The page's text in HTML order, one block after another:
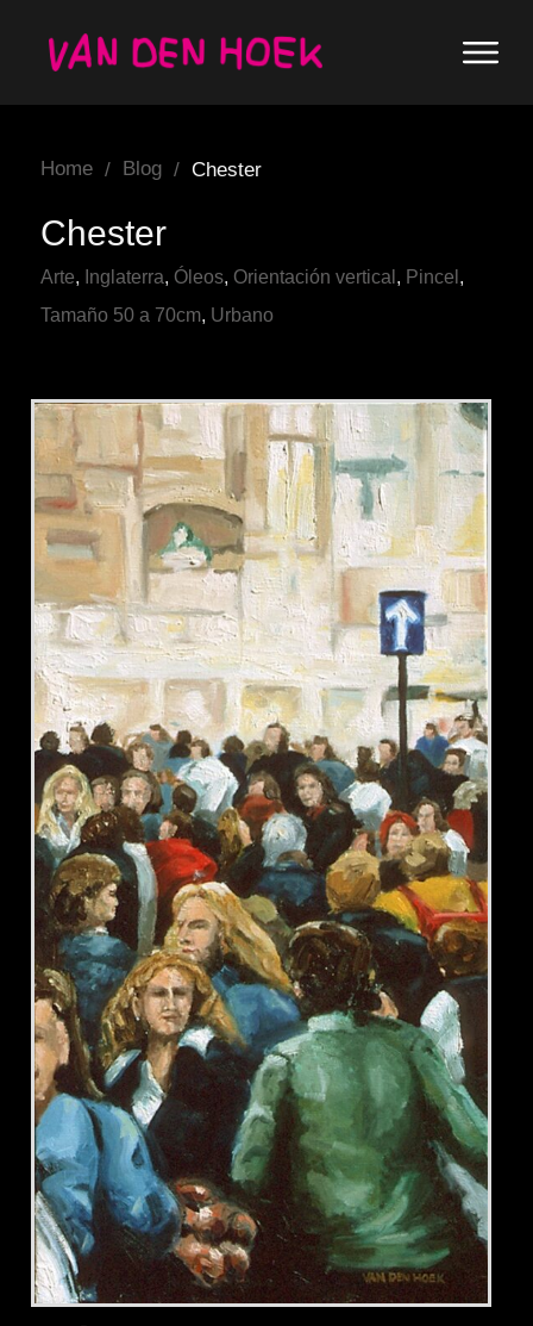
Home / Blog / Chester
Chester
Arte, Inglaterra, Óleos, Orientación vertical , Pincel ,
Tamaño 50 a 70cm, Urbano